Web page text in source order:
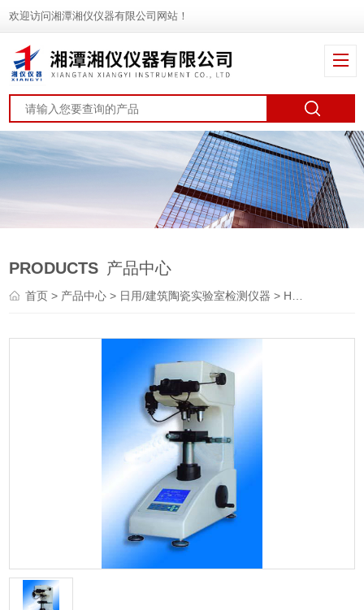
欢迎访问湘潭湘仪仪器有限公司网站！
PRODUCTS 产品中心
首页> 产品中心 > 日用/建筑陶瓷实验室检测仪器 > HV-1000陶瓷硬度计